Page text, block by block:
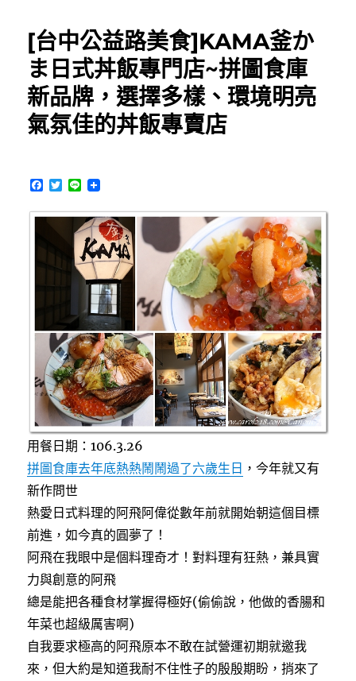
~
義
大
驗
活
動，
自
己
動
手
做
義
大
利
麵！〉
[台中公益路美食]KAMA釜か
ま日式丼飯專門店~拼圖食庫
新品牌，選擇多樣、環境明亮
氣氛佳的丼飯專賣店
F
c
o
o
T
i
L
n
e
用餐日期：106.3.26
拼圖食庫去年底熱熱鬧鬧過了六歲生日 ，今年就又有
新作問世
熱愛日式料理的阿飛阿偉從數年前就開始朝這個目標
前進，如今真的圓夢了！
阿飛在我眼中是個料理奇才！對料理有狂熱，兼具實
力與創意的阿飛
總是能把各種食材掌握得極好(偷偷說，他做的香腸和
年菜也超級厲害啊)
自我要求極高的阿飛原本不敢在試營運初期就邀我
來，但大約是知道我耐不住性子的殷殷期盼，捎來了